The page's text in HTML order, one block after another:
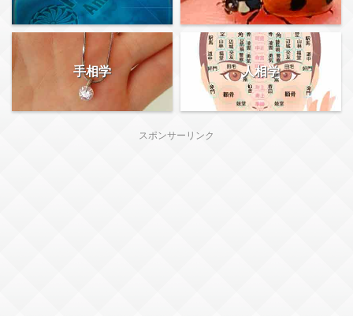
手相学 人相学
スポンサーリンク